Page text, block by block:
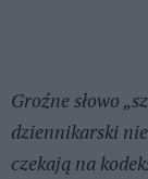
Groźne słowo
dziennikarski
czekają na